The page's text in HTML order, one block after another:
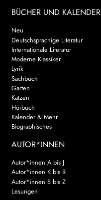
BÜCHER UND KALENDER
Neu
Deutschsprachige Literatur
Internationale Literatur
Moderne Klassiker
Lyrik
Sachbuch
Garten
Katzen
Hörbuch
Kalender & Mehr
Biographisches
AUTOR*INNEN
Autor*innen A bis J
Autor*innen K bis R
Autor*innen S bis Z
Lesungen